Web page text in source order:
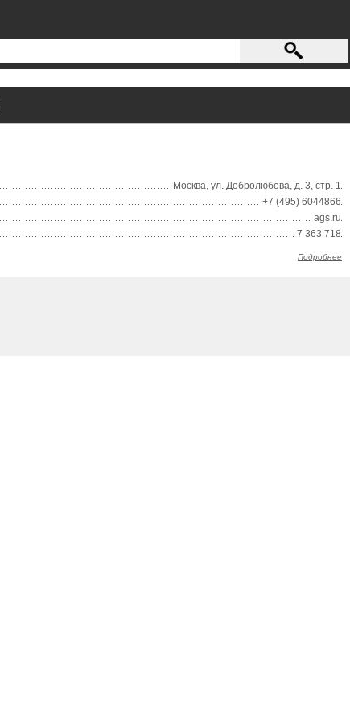
Москва, ул. Добролюбова, д. 3, стр. 1
+7 (495) 6044866
ags.ru
7 363 718
Подробнее